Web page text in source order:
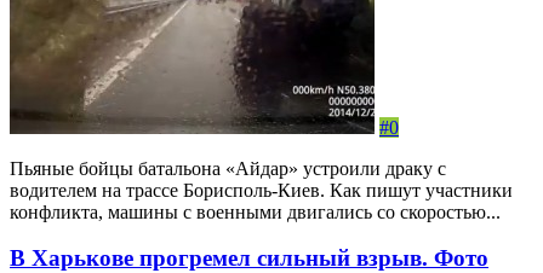
#0
Пьяные бойцы батальона «Айдар» устроили драку с
водителем на трассе Борисполь-Киев. Как пишут участники
конфликта, машины с военными двигались со скоростью...
В Харькове прогремел сильный взрыв. Фото